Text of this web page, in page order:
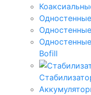
Bofill